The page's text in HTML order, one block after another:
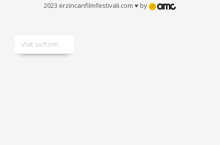
2023 erzincanfilmfestivali.com ♥ by